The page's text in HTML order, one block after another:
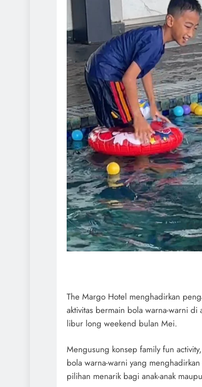
The Margo Hotel menghadirkan
aktivitas bermain bola warna-warni
libur long weekend bulan Mei.
Mengusung konsep family fun
bola warna-warni yang
pilihan menarik bagi anak-anak